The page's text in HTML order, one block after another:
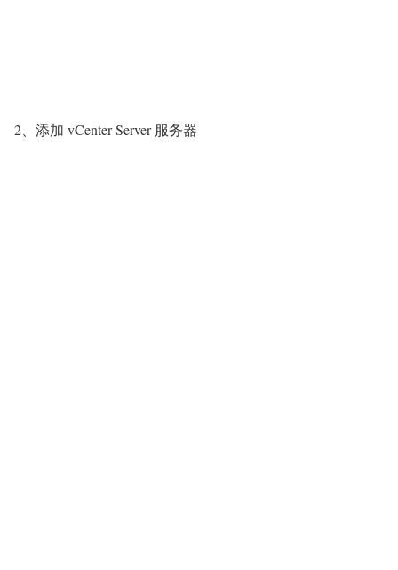
2、添加 vCenter Server 服务器